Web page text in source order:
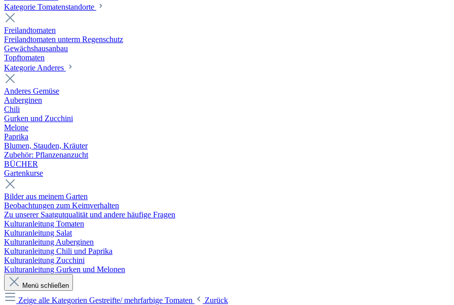
Kategorie Tomatenstandorte
Freilandtomaten
Freilandtomaten unterm Regenschutz
Gewächshausanbau
Topftomaten
Kategorie Anderes
Anderes Gemüse
Auberginen
Chili
Gurken und Zucchini
Melone
Paprika
Blumen, Stauden, Kräuter
Zubehör: Pflanzenanzucht
BÜCHER
Gartenkurse
Bilder aus meinem Garten
Beobachtungen zum Keimverhalten
Zu unserer Saatgutqualität und andere häufige Fragen
Kulturanleitung Tomaten
Kulturanleitung Salat
Kulturanleitung Auberginen
Kulturanleitung Chili und Paprika
Kulturanleitung Zucchini
Kulturanleitung Gurken und Melonen
Menü schließen
Zeige alle Kategorien Gestreifte/ mehrfarbige Tomaten
Zurück